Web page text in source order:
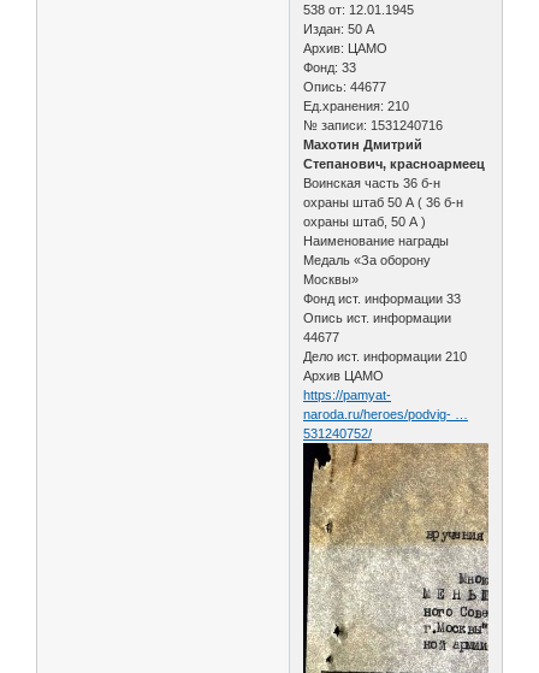
538 от: 12.01.1945
Издан: 50 А
Архив: ЦАМО
Фонд: 33
Опись: 44677
Ед.хранения: 210
№ записи: 1531240716
Махотин Дмитрий
Степанович, красноармеец
Воинская часть 36 б-н
охраны штаб 50 А ( 36 б-н
охраны штаб, 50 А )
Наименование награды
Медаль «За оборону
Москвы»
Фонд ист. информации 33
Опись ист. информации
44677
Дело ист. информации 210
Архив ЦАМО
https://pamyat-
naroda.ru/heroes/podvig- …
531240752/